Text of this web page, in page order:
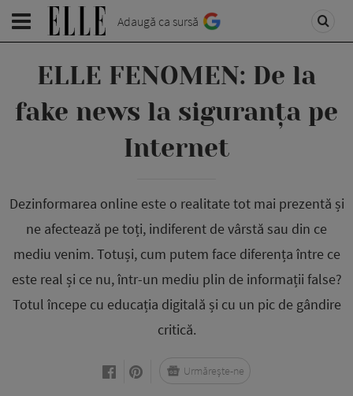
Adaugă ca sursă
ELLE FENOMEN: De la
fake news la siguranța pe
Internet
Dezinformarea online este o realitate tot mai prezentă și
ne afectează pe toți, indiferent de vârstă sau din ce
mediu venim. Totuși, cum putem face diferența între ce
este real și ce nu, într-un mediu plin de informații false?
Totul începe cu educația digitală și cu un pic de gândire
critică.
Urmărește-ne